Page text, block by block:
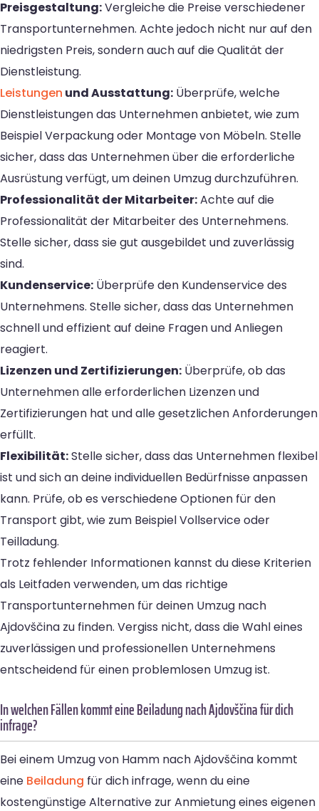
Preisgestaltung:Vergleiche die Preise verschiedener
Transportunternehmen. Achte jedoch nicht nur auf den
niedrigsten Preis, sondern auch auf die Qualität der
Dienstleistung.
Leistungen und Ausstattung: Überprüfe, welche
Dienstleistungen das Unternehmen anbietet, wie zum
Beispiel Verpackung oder Montage von Möbeln. Stelle
sicher, dass das Unternehmen über die erforderliche
Ausrüstung verfügt, um deinen Umzug durchzuführen.
Professionalität der Mitarbeiter:Achte auf die
Professionalität der Mitarbeiter des Unternehmens.
Stelle sicher, dass sie gut ausgebildet und zuverlässig
sind.
Kundenservice: Überprüfe den Kundenservice des
Unternehmens. Stelle sicher, dass das Unternehmen
schnell und effizient auf deine Fragen und Anliegen
reagiert.
Lizenzen und Zertifizierungen: Überprüfe, ob das
Unternehmen alle erforderlichen Lizenzen und
Zertifizierungen hat und alle gesetzlichen Anforderungen
erfüllt.
Flexibilität:Stelle sicher, dass das Unternehmen flexibel
ist und sich an deine individuellen Bedürfnisse anpassen
kann. Prüfe, ob es verschiedene Optionen für den
Transport gibt, wie zum Beispiel Vollservice oder
Teilladung.
Trotz fehlender Informationen kannst du diese Kriterien
als Leitfaden verwenden, um das richtige
Transportunternehmen für deinen Umzug nach
Ajdovščina zu finden. Vergiss nicht, dass die Wahl eines
zuverlässigen und professionellen Unternehmens
entscheidend für einen problemlosen Umzug ist.
In welchen Fällen kommt eine Beiladung nach Ajdovščina für dich
infrage?
Bei einem Umzug von Hamm nach Ajdovščina kommt
eine Beiladung für dich infrage, wenn du eine
kostengünstige Alternative zur Anmietung eines eigenen